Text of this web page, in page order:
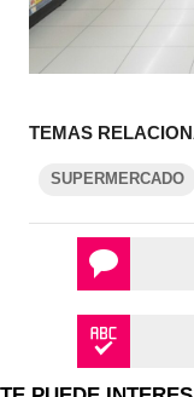
TEMAS
SUPERMERCADO